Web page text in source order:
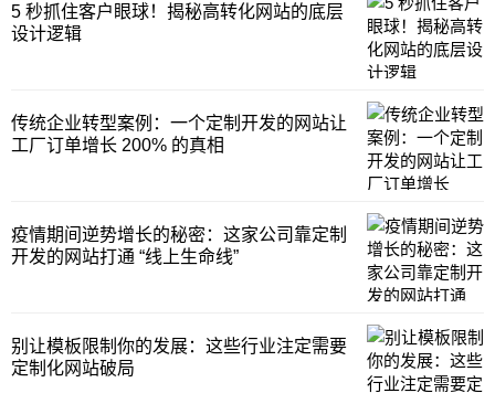
契机是为了拓展市场、增加销售渠道还是应
对竞争对手压力。了解项目背景能让你站在
5 秒抓住客户眼球！揭秘高转化网站的底层
设计逻辑
传统企业转型案例：一个定制开发的网站让
工厂订单增长 200% 的真相
疫情期间逆势增长的秘密：这家公司靠定制
开发的网站打通 “线上生命线”
别让模板限制你的发展：这些行业注定需要
定制化网站破局